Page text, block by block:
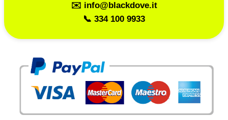
✉️ info@blackdove.it
📞 334 100 9933